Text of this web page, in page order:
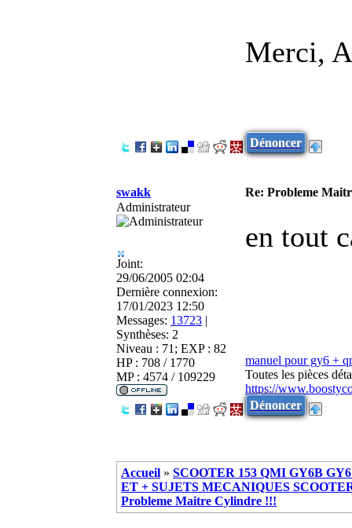
Merci,
Dénoncer
swakk
Re: Probleme
Administrateur
Joint:
29/06/2005 02:04
Dernière connexion:
17/01/2023 12:50
Messages: 13723 |
Synthèses: 2
Niveau : 71; EXP : 82
HP : 708 / 1770
MP : 4574 / 109229
en tout
manuel pour gy6 +
Toutes les pièces
https://
Dénoncer
Accueil » SCOOTER 153 QMI GY6B
ET + SUJETS MECANIQUES
Probleme Maitre Cylindre !!!